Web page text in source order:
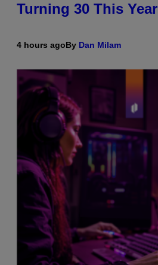
Turning 30 This Year
4 hours agoBy Dan Milam